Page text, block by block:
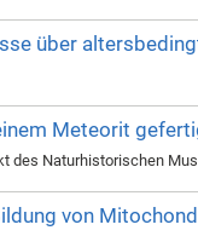
über
Meteorit
des Naturhistorischen
von